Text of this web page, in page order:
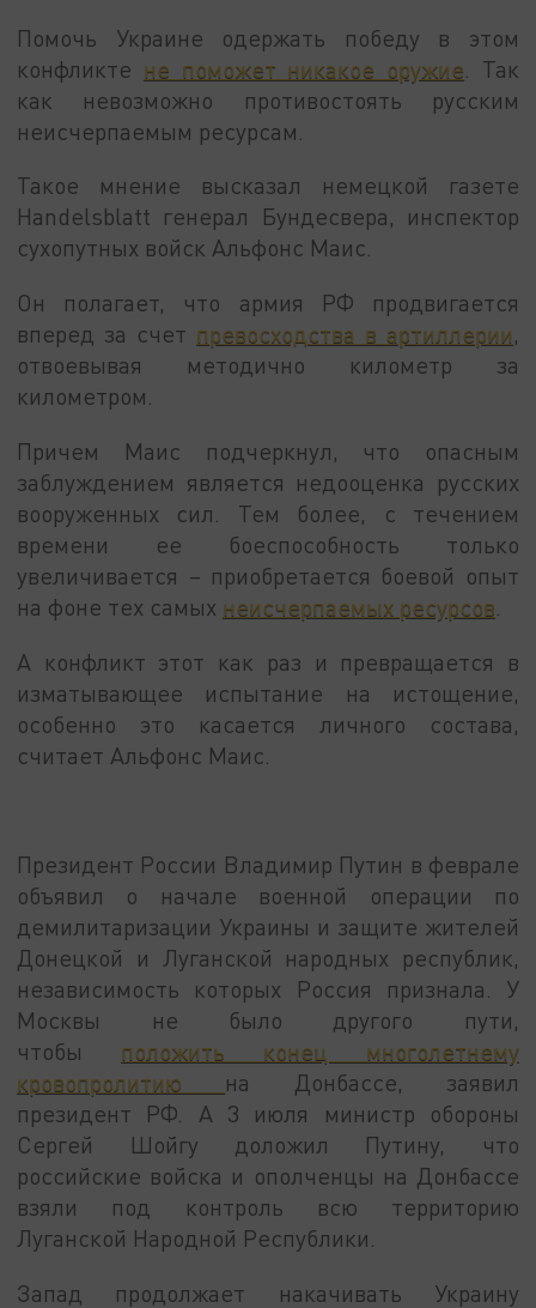
Помочь Украине одержать победу в этом
конфликте не поможет никакое оружие . Так
как невозможно противостоять русским
неисчерпаемым ресурсам.
Такое мнение высказал немецкой газете
Handelsblatt генерал Бундесвера, инспектор
сухопутных войск Альфонс Маис.
Он полагает, что армия РФ продвигается
вперед за счет превосходства в артиллерии,
отвоевывая методично километр за
километром.
Причем Маис подчеркнул, что опасным
заблуждением является недооценка русских
вооруженных сил. Тем более, с течением
времени ее боеспособность только
увеличивается – приобретается боевой опыт
на фоне тех самых неисчерпаемых ресурсов
А конфликт этот как раз и превращается в
изматывающее испытание на истощение,
особенно это касается личного состава,
считает Альфонс Маис.
Президент России Владимир Путин в феврале
объявил о начале военной операции по
демилитаризации Украины и защите жителей
Донецкой и Луганской народных республик,
независимость которых Россия признала. У
Москвы не было другого пути,
чтобы положить конец многолетнему
кровопролитию на Донбассе, заявил
президент РФ. А 3 июля министр обороны
Сергей Шойгу доложил Путину, что
российские войска и ополченцы на Донбассе
взяли под контроль всю территорию
Луганской Народной Республики.
Запад продолжает накачивать Украину